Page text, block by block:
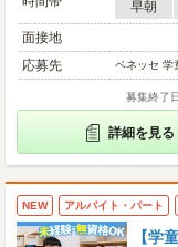
早朝
面接地
応募先
ベネッセ 学
募集終了
詳細を見る
NEW アルバイト・パート
【学